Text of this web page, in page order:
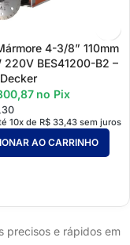
4-3/8” 110mm
220V BES41200-B2 –
10x de R$33,43sem juros
no Pix
AO CARRINHO
precisos e rápidos em